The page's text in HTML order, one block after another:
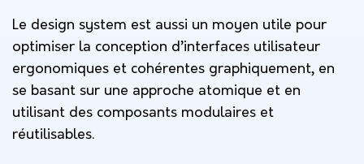
Le design system est aussi un moyen utile pour
optimiser la conception d’interfaces utilisateur
ergonomiques et cohérentes graphiquement, en
se basant sur une approche atomique et en
utilisant des composants modulaires et
réutilisables.